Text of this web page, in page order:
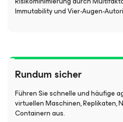
Immutability und Vier-Augen-
Rundum sicher
Führen Sie schnelle und häufige
virtuellen Maschinen, Replikaten,
Containern aus.